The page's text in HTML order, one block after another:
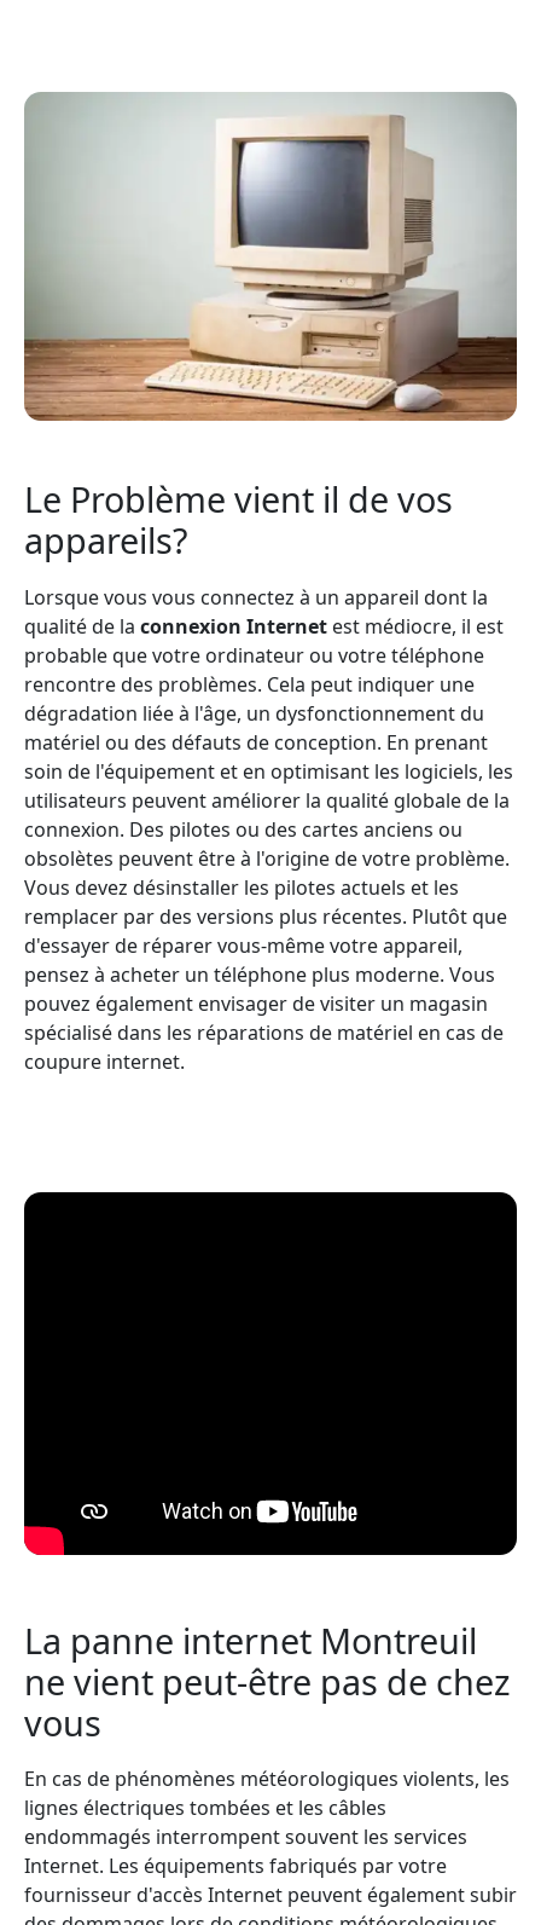
Le Problème vient il de vos
appareils?
Lorsque vous vous connectez à un appareil dont la
qualité de la connexion Internet est médiocre, il est
probable que votre ordinateur ou votre téléphone
rencontre des problèmes. Cela peut indiquer une
dégradation liée à l'âge, un dysfonctionnement du
matériel ou des défauts de conception. En prenant
soin de l'équipement et en optimisant les logiciels, les
utilisateurs peuvent améliorer la qualité globale de la
connexion. Des pilotes ou des cartes anciens ou
obsolètes peuvent être à l'origine de votre problème.
Vous devez désinstaller les pilotes actuels et les
remplacer par des versions plus récentes. Plutôt que
d'essayer de réparer vous-même votre appareil,
pensez à acheter un téléphone plus moderne. Vous
pouvez également envisager de visiter un magasin
spécialisé dans les réparations de matériel en cas de
coupure internet.
La panne internet Montreuil
ne vient peut-être pas de chez
vous
En cas de phénomènes météorologiques violents, les
lignes électriques tombées et les câbles
endommagés interrompent souvent les services
Internet. Les équipements fabriqués par votre
fournisseur d'accès Internet peuvent également subir